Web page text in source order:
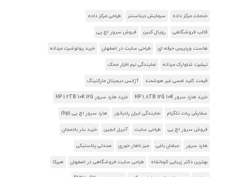
خدمات مرکز داده سرمایش دیتاسنتر طراحی مرکز داده
قالب فروشگاهی رویال کنین فروش سرور اچ پی
هاست وردپرس حرفه ای طراحی سایت در اصفهان خرید پولوشرت مردانه
تیشرت شلوارک مردانه نمایندگی نرم افزار محک
قیمت کلید لمسی غیر هوشمند آژانس دیجیتال مارکتینگ
خرید هارد سرور HP 1.8TB 12G 10K خرید هارد سرور HP 1.2TB 10K 12G
سفارش ربات تلگرام نمایندگی ایران رادیاتور هارد سرور اچ پی (hp)
فروش سرور اچ پی طراحی سایت آنریل انجین خرید بذر بادمجان
هارد سرور مبلمان باغی میز ناهار خوری صندلی پلاستیکی
بهترین دکتر زیبایی کرمانشاه طراحی سایت فروشگاهی در اصفهان هیرکا